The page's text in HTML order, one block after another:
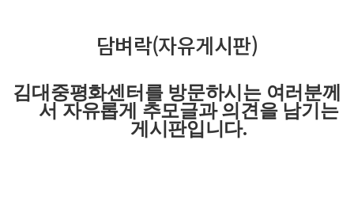
담벼락(자유게시판)
김대중평화센터를 방문하시는 여러분께
서 자유롭게 추모글과의견을 남기는
게시판입니다.